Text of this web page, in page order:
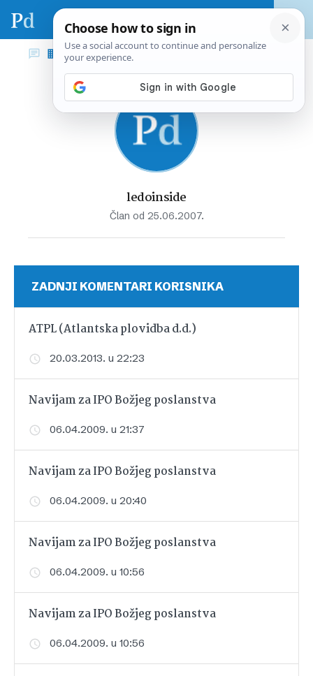
ledoinside
Član od 25.06.2007.
ZADNJI KOMENTARI KORISNIKA
ATPL (Atlantska plovidba d.d.)
20.03.2013. u 22:23
Navijam za IPO Božjeg poslanstva
06.04.2009. u 21:37
Navijam za IPO Božjeg poslanstva
06.04.2009. u 20:40
Navijam za IPO Božjeg poslanstva
06.04.2009. u 10:56
Navijam za IPO Božjeg poslanstva
06.04.2009. u 10:56